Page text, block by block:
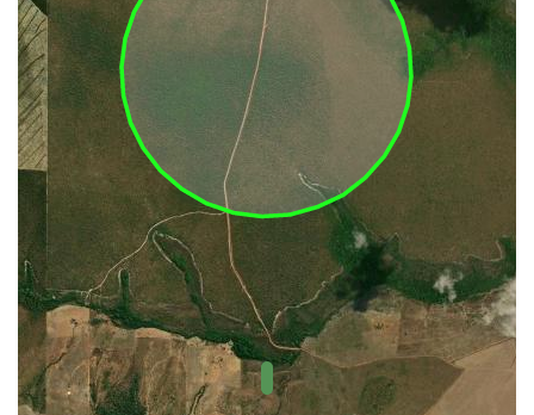
UC
Municipais
Hidrografia
1:1.000.000
(ANA)
Biomas
(IBGE)
Vegetação
(IBGE)
Rodovias
(IBGE)
Relevo
(IBGE)